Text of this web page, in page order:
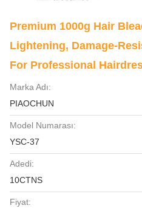
Premium 1000g Hair
Lightening, Damage-
For Professional
Marka Adı:
PIAOCHUN
Model Numarası:
YSC-37
Adedi:
10CTNS
Fiyat: